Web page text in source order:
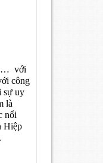
với
công
sự uy
là
nổi
Hiệp